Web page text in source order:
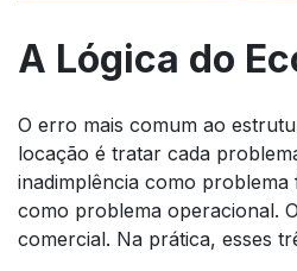
A Lógica do
O erro mais comum ao
locação é tratar cada
inadimplência como problema
como problema operacional.
comercial. Na prática, esses